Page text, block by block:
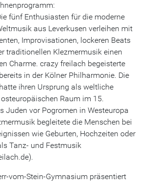
fünf Enthusiasten für die moderne
aus Leverkusen verleihen mit
Improvisationen, lockeren Beats
traditionellen Klezmermusik einen
Charme. crazy freilach begeisterte
in der Kölner Philharmonie. Die
ihren Ursprung als weltliche
Raum im 15.
Juden vor Pogromen in Westeuropa
begleitete die Menschen bei
wie Geburten, Hochzeiten oder
Tanz- und Festmusik
vom-Stein-Gymnasium präsentiert